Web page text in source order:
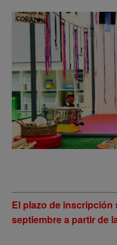
El plazo de inscripción
septiembre a partir de